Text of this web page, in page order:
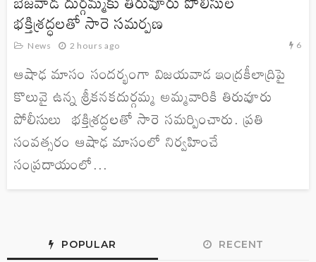
భక్తిశ్రద్ధలతో సారె సమర్పణ
News 2 hours ago 6
ఆషాఢ మాసం సందర్భంగా విజయవాడ ఇంద్రకీలాద్రిపై
కొలువై ఉన్న శ్రీకనకదుర్గమ్మ అమ్మవారికి తిరువూరు
పోలీసులు భక్తిశ్రద్ధలతో సారె సమర్పించారు. ప్రతి
సంవత్సరం ఆషాఢ మాసంలో నిర్వహించే
సంప్రదాయంలో...
POPULAR RECENT